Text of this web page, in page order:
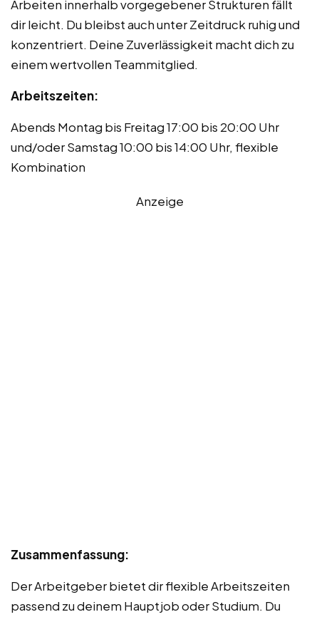
Arbeiten innerhalb vorgegebener Strukturen fällt
dir leicht. Du bleibst auch unter Zeitdruck ruhig und
konzentriert. Deine Zuverlässigkeit macht dich zu
einem wertvollen Teammitglied.
Arbeitszeiten:
Abends Montag bis Freitag 17:00 bis 20:00 Uhr
und/oder Samstag 10:00 bis 14:00 Uhr, flexible
Kombination
Anzeige
Zusammenfassung:
Der Arbeitgeber bietet dir flexible Arbeitszeiten
passend zu deinem Hauptjob oder Studium. Du